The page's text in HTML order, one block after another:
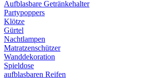
Aufblasbare Getränkehalter
Partypoppers
Klötze
Gürtel
Nachtlampen
Matratzenschützer
Wanddekoration
Spieldose
aufblasbaren Reifen